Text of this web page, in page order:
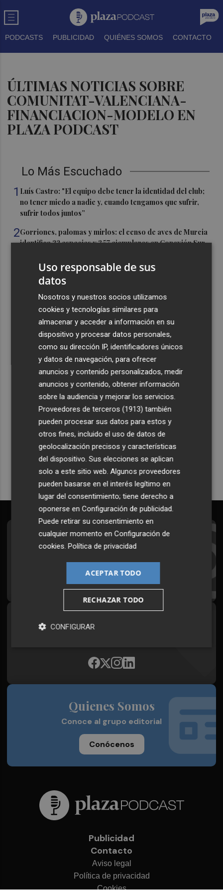
PODCASTS PUBLICIDAD QUIÉNES SOMOS CONTACTO
ÚLTIMAS NOTICIAS SOBRE
COMUNITAT-VALENCIANA-
FINANCIACION-MODELO EN
PLAZA PODCAST
Lo Más Escuchado
1 Luís Castro: "El equipo debe tener la identidad del club;
no tener miedo a nadie y, cuando tengamos que sufrir,
sufrir todos juntos”
2Gorriones, palomas y mirlos: el censo de aves de Murcia
identifica 22 especies y 357 ejemplares en Conexión Sur
El Hércules CF encara la quinta semana de preparación
con pruebas exigentes el fin de semana
Murcia inicia el repintado de señales en Patiño, San Pío
X, Santiago el Mayor, La Murta, Valladolises, Cañada
Hermosa y Cañadas de San Pedro
Mariano García, López Nicolás y Bermúdez disputarán
el Europeo en Birmingham el viernes y el sábado
Recibe toda la actualidad de
Plaza Podcast en tu correo
Quiero suscribirme
Suscríbete al Boletín
Síguenos en redes
Quienes Somos
Conoce al grupo editorial
Conócenos
Publicidad
Contacto
Aviso legal
Política de privacidad
Cookies
Uso responsable de sus
datos
Nosotros y nuestros socios utilizamos
cookies y tecnologías similares para
almacenar y acceder a información en su
dispositivo y procesar datos personales,
como su dirección IP, identificadores únicos
y datos de navegación, para ofrecer
anuncios y contenido personalizados, medir
anuncios y contenido, obtener información
sobre la audiencia y mejorar los servicios.
Proveedores de terceros (1913) también
pueden procesar sus datos para estos y
otros fines, incluido el uso de datos de
geolocalización precisos y características
del dispositivo. Sus elecciones se aplican
solo a este sitio web. Algunos proveedores
pueden basarse en el interés legítimo en
lugar del consentimiento; tiene derecho a
oponerse enConfiguración de publicidad
Puede retirar su consentimiento en
cualquier momento enConfiguración de
cookies .Política de privacidad
ACEPTAR TODO
RECHAZAR TODO
CONFIGURAR